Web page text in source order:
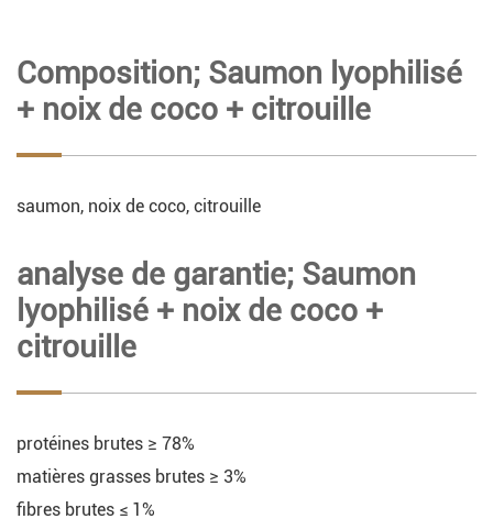
Composition; Saumon lyophilisé
+ noix de coco + citrouille
saumon, noix de coco, citrouille
analyse de garantie; Saumon
lyophilisé + noix de coco +
citrouille
protéines brutes ≥ 78%
matières grasses brutes ≥ 3%
fibres brutes ≤ 1%